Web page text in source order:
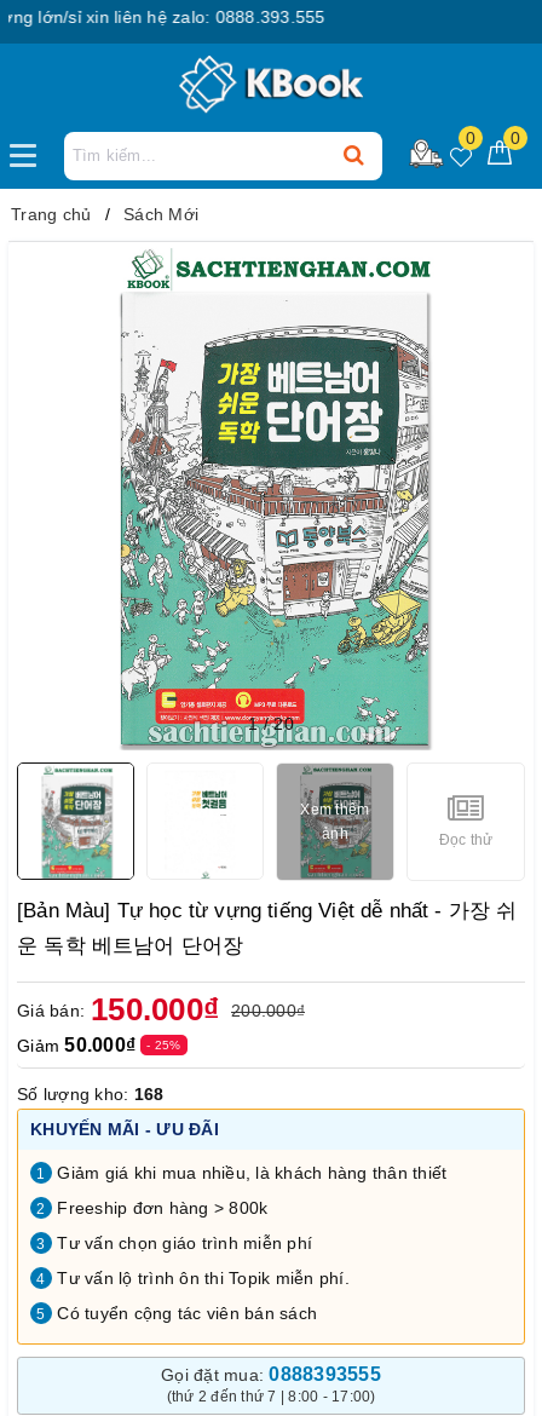
sỉ xin liên hệ zalo: 0888.393.555
0 0
Trang chủ Sách Mới
1/20
Xem thêm
ảnh
Đọc thử
[Bản Màu] Tự học từ vựng tiếng Việt dễ nhất - 가장 쉬
운 독학 베트남어 단어장
Giá bán: 150.000₫
200.000₫
Giảm50.000₫ - 25%
Số lượng kho: 168
KHUYẾN MÃI - ƯU ĐÃI
1 Giảm giá khi mua nhiều, là khách hàng thân thiết
2 Freeship đơn hàng > 800k
3 Tư vấn chọn giáo trình miễn phí
4 Tư vấn lộ trình ôn thi Topik miễn phí.
5 Có tuyển cộng tác viên bán sách
Gọi đặt mua:0888393555
(thứ 2 đến thứ 7 | 8:00 - 17:00)